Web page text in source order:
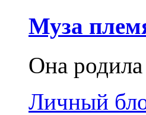
Муза
Она родила
Личный